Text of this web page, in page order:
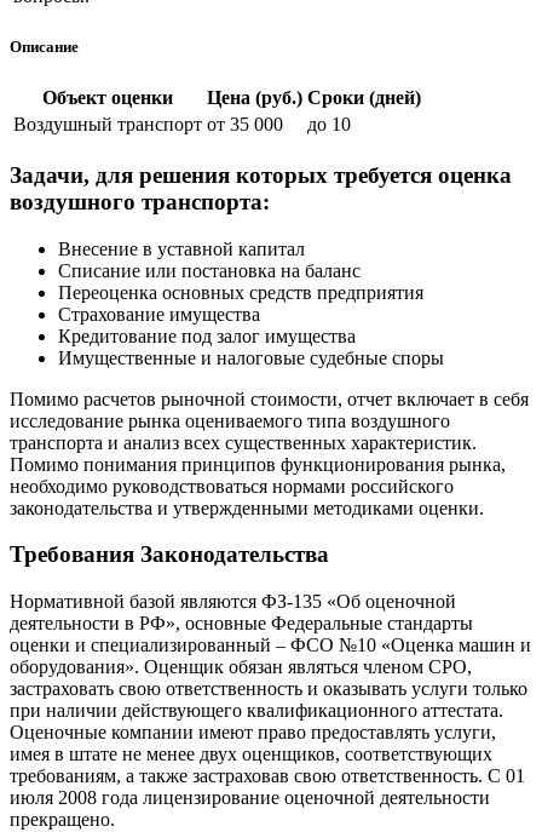
Описание
Объект оценки Цена (руб.) Сроки (дней)
Воздушный транспорт от 35 000 до 10
Задачи, для решения которых требуется оценка
воздушного транспорта:
Внесение в уставной капитал
Списание или постановка на баланс
Переоценка основных средств предприятия
Страхование имущества
Кредитование под залог имущества
Имущественные и налоговые судебные споры
Помимо расчетов рыночной стоимости, отчет включает в себя
исследование рынка оцениваемого типа воздушного
транспорта и анализ всех существенных характеристик.
Помимо понимания принципов функционирования рынка,
необходимо руководствоваться нормами российского
законодательства и утвержденными методиками оценки.
Требования Законодательства
Нормативной базой являются ФЗ-135 «Об оценочной
деятельности в РФ», основные Федеральные стандарты
оценки и специализированный – ФСО №10 «Оценка машин и
оборудования». Оценщик обязан являться членом СРО,
застраховать свою ответственность и оказывать услуги только
при наличии действующего квалификационного аттестата.
Оценочные компании имеют право предоставлять услуги,
имея в штате не менее двух оценщиков, соответствующих
требованиям, а также застраховав свою ответственность. С 01
июля 2008 года лицензирование оценочной деятельности
прекращено.